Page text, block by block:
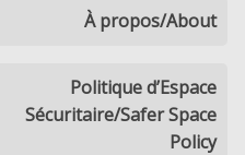
À propos/About
Politique d’Espace
Sécuritaire/Safer Space
Policy